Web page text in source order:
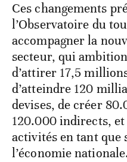
Ces changements
l’Observatoire du
accompagner la
secteur, qui
d’attirer 17,5
d’atteindre 120
devises, de créer
120.000 indirects,
activités en tant que
l’économie